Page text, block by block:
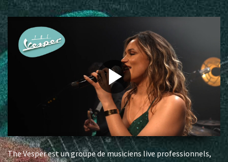
The Vesper est un groupe de musiciens live professionnels,